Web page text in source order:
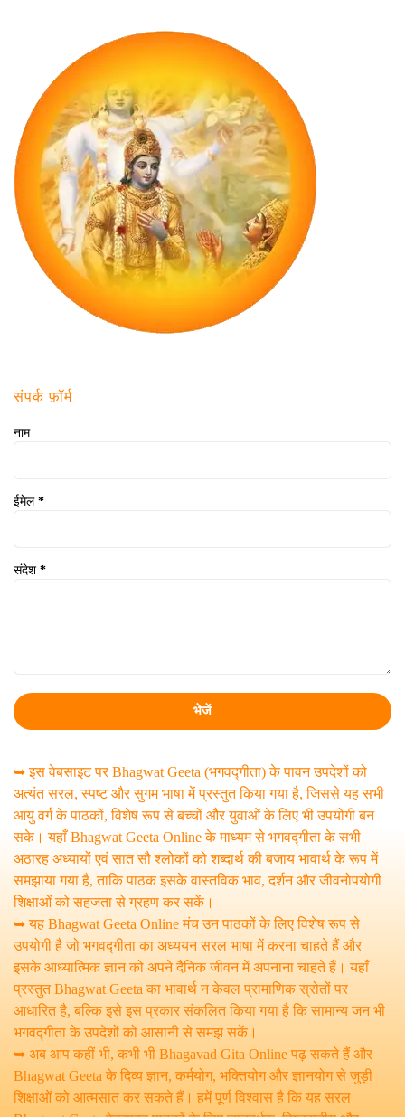
संपर्क फ़ॉर्म
नाम
ईमेल *
संदेश *
➥ इस वेबसाइट पर Bhagwat Geeta (भगवद्गीता) के पावन उपदेशों को
अत्यंत सरल, स्पष्ट और सुगम भाषा में प्रस्तुत किया गया है, जिससे यह सभी
आयु वर्ग के पाठकों, विशेष रूप से बच्चों और युवाओं के लिए भी उपयोगी बन
सके। यहाँ Bhagwat Geeta Online के माध्यम से भगवद्गीता के सभी
अठारह अध्यायों एवं सात सौ श्लोकों को शब्दार्थ की बजाय भावार्थ के रूप में
समझाया गया है, ताकि पाठक इसके वास्तविक भाव, दर्शन और जीवनोपयोगी
शिक्षाओं को सहजता से ग्रहण कर सकें।
➥ यह Bhagwat Geeta Online मंच उन पाठकों के लिए विशेष रूप से
उपयोगी है जो भगवद्गीता का अध्ययन सरल भाषा में करना चाहते हैं और
इसके आध्यात्मिक ज्ञान को अपने दैनिक जीवन में अपनाना चाहते हैं। यहाँ
प्रस्तुत Bhagwat Geeta का भावार्थ न केवल प्रामाणिक स्रोतों पर
आधारित है, बल्कि इसे इस प्रकार संकलित किया गया है कि सामान्य जन भी
भगवद्गीता के उपदेशों को आसानी से समझ सकें।
➥ अब आप कहीं भी, कभी भी Bhagavad Gita Online पढ़ सकते हैं और
Bhagwat Geeta के दिव्य ज्ञान, कर्मयोग, भक्तियोग और ज्ञानयोग से जुड़ी
शिक्षाओं को आत्मसात कर सकते हैं। हमें पूर्ण विश्वास है कि यह सरल